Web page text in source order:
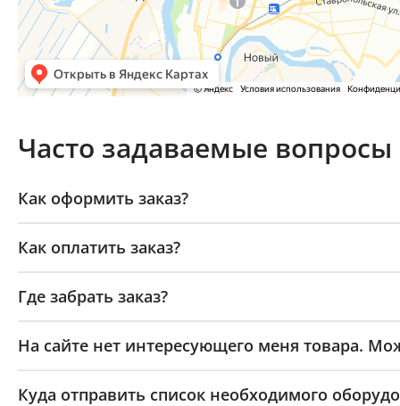
Часто задаваемые вопросы
Как оформить заказ?
Как оплатить заказ?
Где забрать заказ?
На сайте нет интересующего меня товара.
Куда отправить список необходимого